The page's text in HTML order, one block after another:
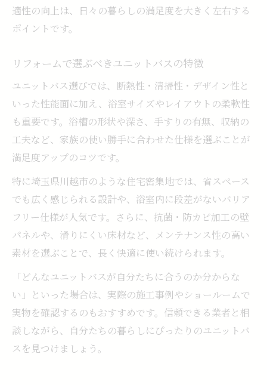
適性の向上は、日々の暮らしの満足度を大きく左右する
ポイントです。
リフォームで選ぶべきユニットバスの特徴
ユニットバス選びでは、断熱性・清掃性・デザイン性と
いった性能面に加え、浴室サイズやレイアウトの柔軟性
も重要です。浴槽の形状や深さ、手すりの有無、収納の
工夫など、家族の使い勝手に合わせた仕様を選ぶことが
満足度アップのコツです。
特に埼玉県川越市のような住宅密集地では、省スペース
でも広く感じられる設計や、浴室内に段差がないバリア
フリー仕様が人気です。さらに、抗菌・防カビ加工の壁
パネルや、滑りにくい床材など、メンテナンス性の高い
素材を選ぶことで、長く快適に使い続けられます。
「どんなユニットバスが自分たちに合うのか分からな
い」といった場合は、実際の施工事例やショールームで
実物を確認するのもおすすめです。信頼できる業者と相
談しながら、自分たちの暮らしにぴったりのユニットバ
スを見つけましょう。